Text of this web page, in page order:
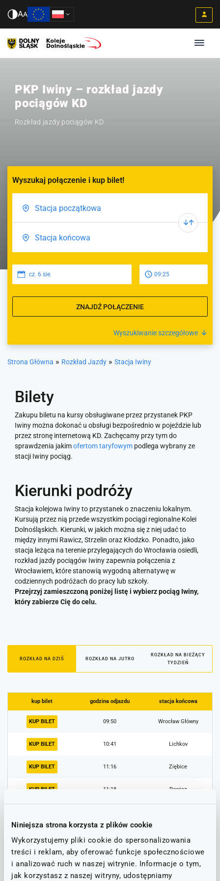
Niniejsza strona korzysta z plików cookie
Wykorzystujemy pliki cookie do spersonalizowania
treści i reklam, aby oferować funkcje społecznościowe
i analizować ruch w naszej witrynie. Informacje o tym,
jak korzystasz z naszej witryny, udostępniamy
AA
PKP Iwiny – rozkład jazdy
pociągów KD
Rozkład jazdy pociągów KD
Wyszukaj połączenie i kup bilet!
cz. 6 sie. 09:25
ZNAJDŹ POŁĄCZENIE
Wyszukiwanie szczegółowe
Strona Główna » Rozkład Jazdy » Stacja Iwiny
Bilety
Zakupu biletu na kursy obsługiwane przez przystanek PKP
Iwiny można dokonać u obsługi bezpośrednio w pojeździe lub
przez stronę internetową KD. Zachęcamy przy tym do
sprawdzenia jakimofertom taryfowym podlega wybrany ze
stacji Iwiny pociąg.
Kierunki podróży
Stacja kolejowa Iwiny to przystanek o znaczeniu lokalnym.
Kursują przez nią przede wszystkim pociągi regionalne Kolei
Dolnośląskich. Kierunki, w jakich można się z niej udać to
między innymi Rawicz, Strzelin oraz Kłodzko. Ponadto, jako
stacja leżąca na terenie przylegających do Wrocławia osiedli,
rozkład jazdy pociągów Iwiny zapewnia połączenia z
Wrocławiem, które stanowią wygodną alternatywę w
codziennych podróżach do pracy lub szkoły.
Przejrzyj zamieszczoną poniżej listę i wybierz pociąg Iwiny,
który zabierze Cię do celu.
ROZKŁAD NA DZIŚ ROZKŁAD NA JUTRO
ROZKŁAD NA BIEŻĄCY
TYDZIEŃ
godzina odjazdu stacja końcowa
kup bilet
09:50 Wrocław Główny
KUP BILET
10:41 Lichkov
KUP BILET
11:16 Ziębice
KUP BILET
11:18 Rawicz
KUP BILET
Informacje o utrudnieniach